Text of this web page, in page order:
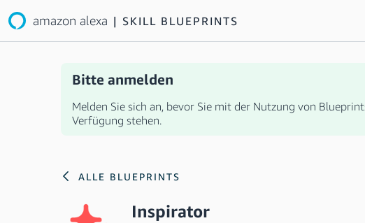
amazon alexa | SKILL BLUEPRINTS
Bitte anmelden
Melden Sie sich an, bevor Sie mit der Nutzung von
Verfügung stehen.
ALLE BLUEPRINTS
Inspirator